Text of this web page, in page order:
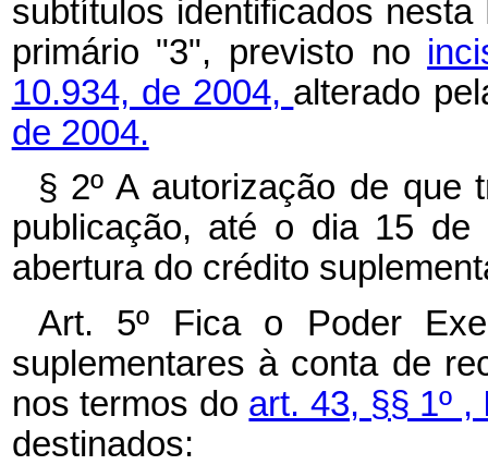
subtítulos identificados
primário "3", previsto no
10.934, de 2004, alterado
de 2004.
§ 2º A autorização de que
publicação, até o dia 15
abertura do crédito
Art. 5º Fica o Poder
suplementares à conta de
nos termos do art. 43, §§ 1º
destinados: